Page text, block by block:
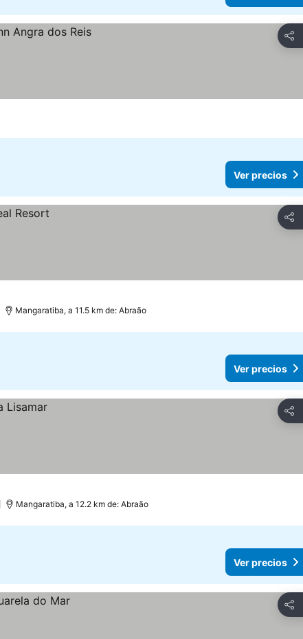
Ver precios
Mangaratiba, a 11.5 km de: Abraão
Ver precios
Mangaratiba, a 12.2 km de: Abraão
Ver precios